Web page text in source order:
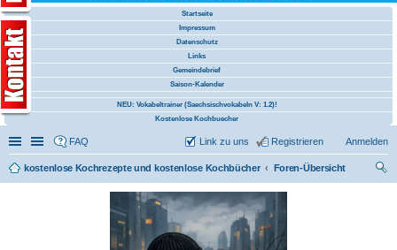
Startseite
Impressum
Datenschutz
Links
Gemeindebrief
Saison-Kalender
NEU: Vokabeltrainer (Saechsischvokabeln V: 1.2)!
Kostenlose Kochbuecher
Schnellzugriff
Linkliste
FAQ Anmelden
Registrieren
Link zu uns
kostenlose Kochrezepte und kostenlose Kochbücher
Foren-Übersicht